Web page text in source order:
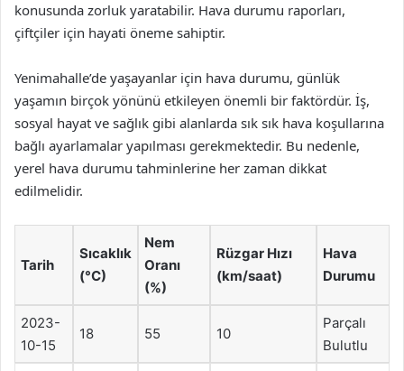
konusunda zorluk yaratabilir. Hava durumu raporları,
çiftçiler için hayati öneme sahiptir.
Yenimahalle’de yaşayanlar için hava durumu, günlük
yaşamın birçok yönünü etkileyen önemli bir faktördür. İş,
sosyal hayat ve sağlık gibi alanlarda sık sık hava koşullarına
bağlı ayarlamalar yapılması gerekmektedir. Bu nedenle,
yerel hava durumu tahminlerine her zaman dikkat
edilmelidir.
Tarih
Sıcaklık
(°C)
Nem
Oranı
(%)
Rüzgar Hızı
(km/saat)
Hava
Durumu
2023-
10-15
18 55 10
Parçalı
Bulutlu